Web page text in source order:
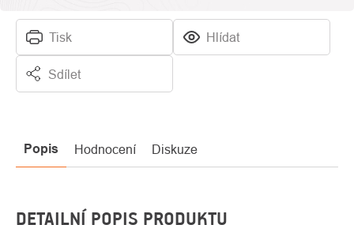
Tisk Hlídat
Sdílet
Popis Hodnocení Diskuze
DETAILNÍ POPIS PRODUKTU